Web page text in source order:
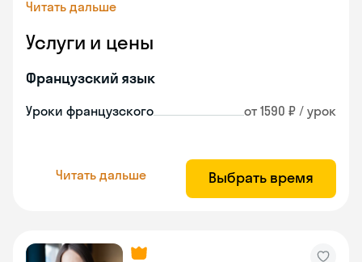
Читать дальше
Услуги и цены
Французский язык
Уроки французского от 1590 ₽ / урок
Читать дальше Выбрать время